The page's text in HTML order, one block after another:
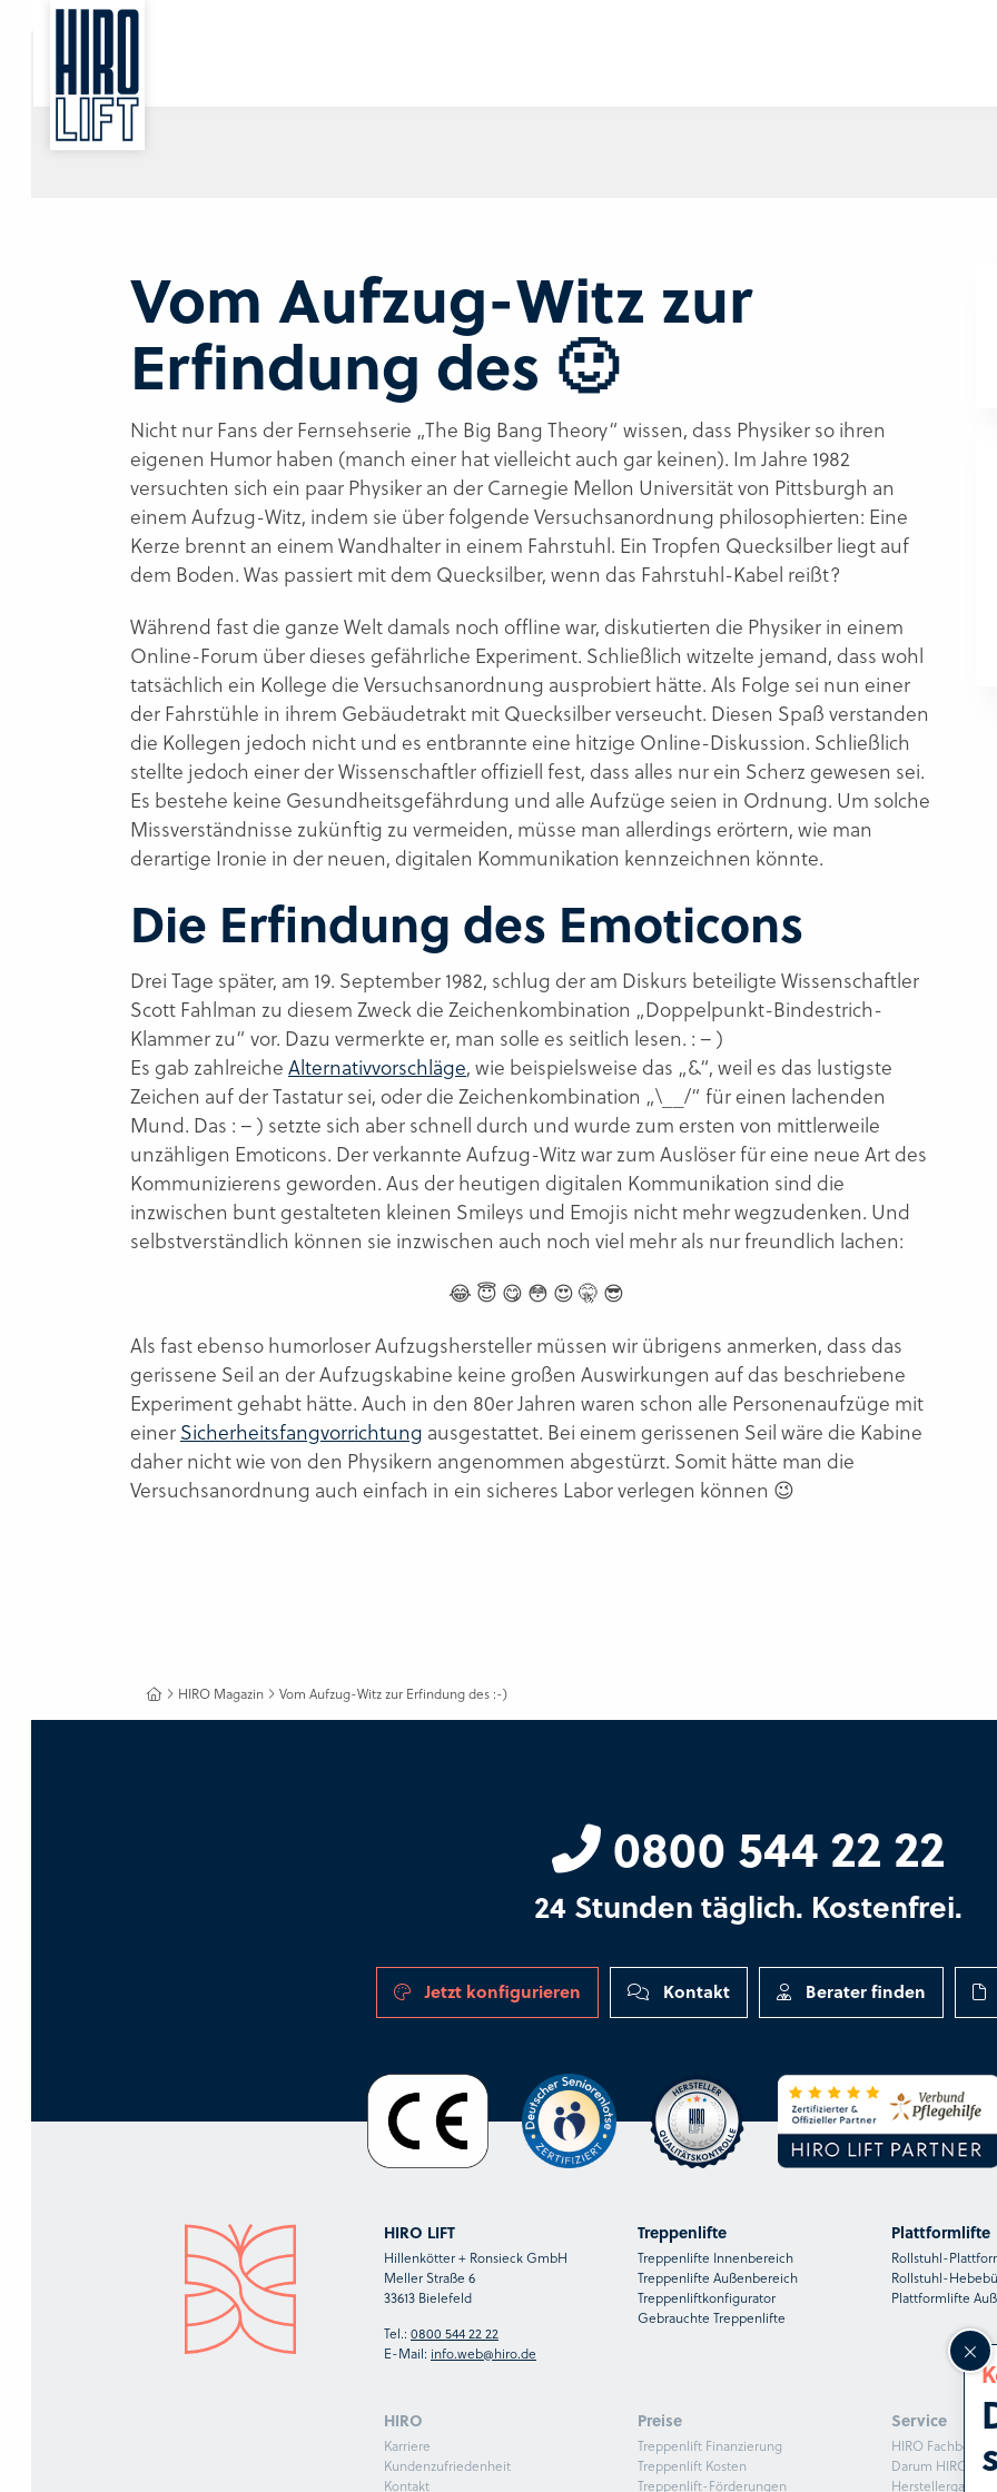
Vom Aufzug-Witz zur
Erfindung des 🙂
Nicht nur Fans der Fernsehserie „The Big Bang Theory“ wissen, dass Physiker so ihren
eigenen Humor haben (manch einer hat vielleicht auch gar keinen). Im Jahre 1982
versuchten sich ein paar Physiker an der Carnegie Mellon Universität von Pittsburgh an
einem Aufzug-Witz, indem sie über folgende Versuchsanordnung philosophierten: Eine
Kerze brennt an einem Wandhalter in einem Fahrstuhl. Ein Tropfen Quecksilber liegt auf
dem Boden. Was passiert mit dem Quecksilber, wenn das Fahrstuhl-Kabel reißt?
Während fast die ganze Welt damals noch offline war, diskutierten die Physiker in einem
Online-Forum über dieses gefährliche Experiment. Schließlich witzelte jemand, dass wohl
tatsächlich ein Kollege die Versuchsanordnung ausprobiert hätte. Als Folge sei nun einer
der Fahrstühle in ihrem Gebäudetrakt mit Quecksilber verseucht. Diesen Spaß verstanden
die Kollegen jedoch nicht und es entbrannte eine hitzige Online-Diskussion. Schließlich
stellte jedoch einer der Wissenschaftler offiziell fest, dass alles nur ein Scherz gewesen sei.
Es bestehe keine Gesundheitsgefährdung und alle Aufzüge seien in Ordnung. Um solche
Missverständnisse zukünftig zu vermeiden, müsse man allerdings erörtern, wie man
derartige Ironie in der neuen, digitalen Kommunikation kennzeichnen könnte.
Die Erfindung des Emoticons
Drei Tage später, am 19. September 1982, schlug der am Diskurs beteiligte Wissenschaftler
Scott Fahlman zu diesem Zweck die Zeichenkombination „Doppelpunkt-Bindestrich-
Klammer zu“ vor. Dazu vermerkte er, man solle es seitlich lesen. : – )
Es gab zahlreicheAlternativvorschläge, wie beispielsweise das „&“, weil es das lustigste
Zeichen auf der Tastatur sei, oder die Zeichenkombination „\__/“ für einen lachenden
Mund. Das : – ) setzte sich aber schnell durch und wurde zum ersten von mittlerweile
unzähligen Emoticons. Der verkannte Aufzug-Witz war zum Auslöser für eine neue Art des
Kommunizierens geworden. Aus der heutigen digitalen Kommunikation sind die
inzwischen bunt gestalteten kleinen Smileys und Emojis nicht mehr wegzudenken. Und
selbstverständlich können sie inzwischen auch noch viel mehr als nur freundlich lachen:
😂 😇 😋 😳 😍 🤫 😎
Als fast ebenso humorloser Aufzugshersteller müssen wir übrigens anmerken, dass das
gerissene Seil an der Aufzugskabine keine großen Auswirkungen auf das beschriebene
Experiment gehabt hätte. Auch in den 80er Jahren waren schon alle Personenaufzüge mit
einerSicherheitsfangvorrichtung ausgestattet. Bei einem gerissenen Seil wäre die Kabine
daher nicht wie von den Physikern angenommen abgestürzt. Somit hätte man die
Versuchsanordnung auch einfach in ein sicheres Labor verlegen können 😉
HIRO Magazin Vom Aufzug-Witz zur Erfindung des :-)
0800 544 22 22
24 Stunden täglich. Kostenfrei.
Jetzt konfigurieren Kontakt Berater finden
HIRO LIFT
Hillenkötter + Ronsieck GmbH
Meller Straße 6
33613 Bielefeld
Tel.: 0800 544 22 22
E-Mail: info.web@hiro.de
Treppenlifte
Treppenlifte Innenbereich
Treppenlifte Außenbereich
Treppenliftkonfigurator
Gebrauchte Treppenlifte
Plattformlifte
Rollstuhl-
Rollstuhl-
Plattformlifte
HIRO
Karriere
Kundenzufriedenheit
Kontakt
Preise
Treppenlift Finanzierung
Treppenlift Kosten
Treppenlift-Förderungen
Service
HIRO Fachberater
Darum HIRO